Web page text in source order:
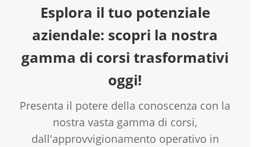
o
Esplora il tuo potenziale
aziendale: scopri la nostra
gamma di corsi trasformativi
oggi!
Presenta il potere della conoscenza con la
nostra vasta gamma di corsi,
dall'approvvigionamento operativo in